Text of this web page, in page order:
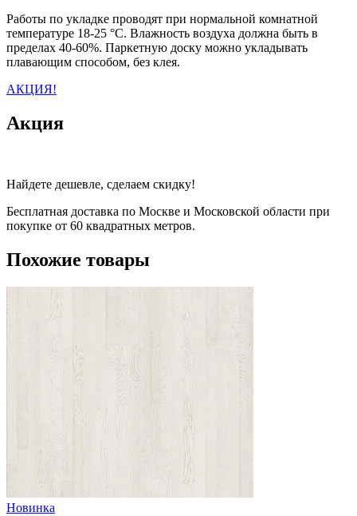
Работы по укладке проводят при нормальной комнатной
температуре 18-25 °C. Влажность воздуха должна быть в
пределах 40-60%. Паркетную доску можно укладывать
плавающим способом, без клея.
АКЦИЯ!
Акция
Найдете дешевле, сделаем скидку!
Бесплатная доставка по Москве и Московской области при
покупке от 60 квадратных метров.
Похожие товары
Новинка